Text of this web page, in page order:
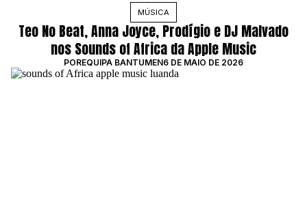
MÚSICA
SOCIEDADE
CULTURA
Sobre
SOBRE NÓS
PUBLICIDADE
AUTORES
MÚSICA
Teo No Beat, Anna Joyce, Prodígio e DJ Malvado
nos Sounds of Africa da Apple Music
POREQUIPA BANTUMEN6 DE MAIO DE 2026